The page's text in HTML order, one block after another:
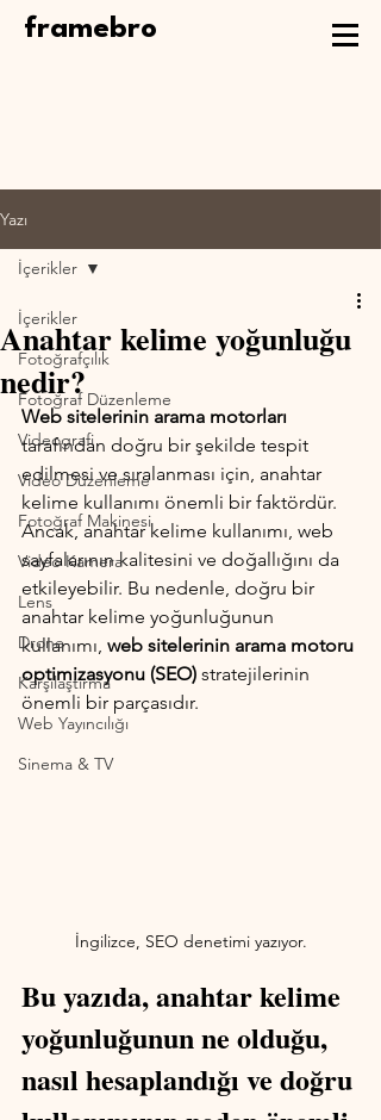
framebro
Yazı
İçerikler
Fotoğrafçılık
Fotoğraf Düzenleme
Videografi
Video Düzenleme
Fotoğraf Makinesi
Video Kamera
Lens
Drone
Karşılaştırma
Web Yayıncılığı
Sinema & TV
İçerikler
Anahtar kelime yoğunluğu
nedir?
Web sitelerinin arama motorları
tarafından doğru bir şekilde tespit
edilmesi ve sıralanması için, anahtar
kelime kullanımı önemli bir faktördür.
Ancak, anahtar kelime kullanımı, web
sayfalarının kalitesini ve doğallığını da
etkileyebilir. Bu nedenle, doğru bir
anahtar kelime yoğunluğunun
kullanımı, web sitelerinin arama motoru
optimizasyonu (SEO) stratejilerinin
önemli bir parçasıdır.
İngilizce, SEO denetimi yazıyor.
Bu yazıda, anahtar kelime
yoğunluğunun ne olduğu,
nasıl hesaplandığı ve doğru